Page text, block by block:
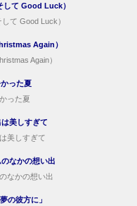
して Good Luck）
Again）
った夏
美しすぎて
なかの想い出
の彼方に」